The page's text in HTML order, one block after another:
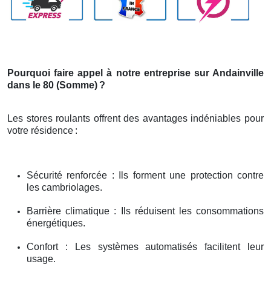
Pourquoi faire appel à notre entreprise sur Andainville
dans le 80 (Somme) ?
Les stores roulants offrent des avantages indéniables pour
votre résidence :
Sécurité renforcée : Ils forment une protection contre
les cambriolages.
Barrière climatique : Ils réduisent les consommations
énergétiques.
Confort : Les systèmes automatisés facilitent leur
usage.